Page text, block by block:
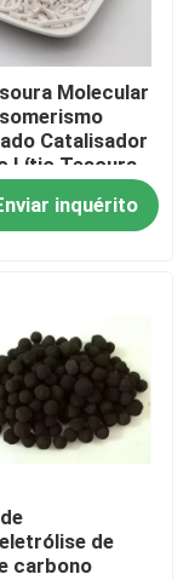
Molecular
Catalisador
Lítio Tesoura
Oxigênio
Zeolitainquérito
de
carbono